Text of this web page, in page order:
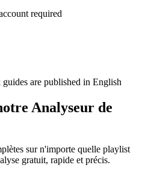
required
are published in English
Analyseur de
sur n'importe quelle playlist
gratuit, rapide et précis.